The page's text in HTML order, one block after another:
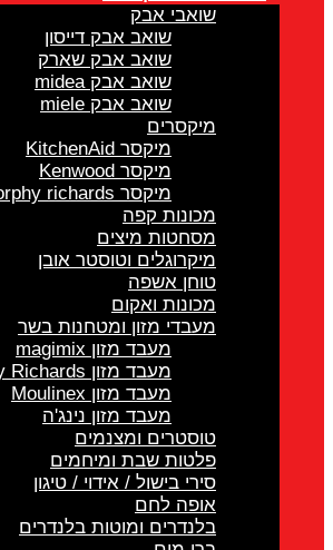
שואבי אבק
שואב אבק דייסון
שואב אבק שארק
שואב אבק midea
שואב אבק miele
מיקסרים
מכונות קפה
מסחטות מיצים
מיקרוגלים וטוסטר אובן
טוחן אשפה
מכונות ואקום
מעבדי מזון ומטחנות בשר
מעבד מזון magimix
מעבד מזון Morphy Richards
מעבד מזון Moulinex
מעבד מזון נינג'ה
טוסטרים ומצנמים
פלטות שבת ומיחמים
סירי בישול / אידוי / טיגון
אופה לחם
בלנדרים ומוטות בלנדרים